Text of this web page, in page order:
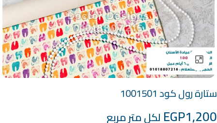
Click to enlarge
ستارة رول كود 1001501
EGP1,200 لكل متر مربع